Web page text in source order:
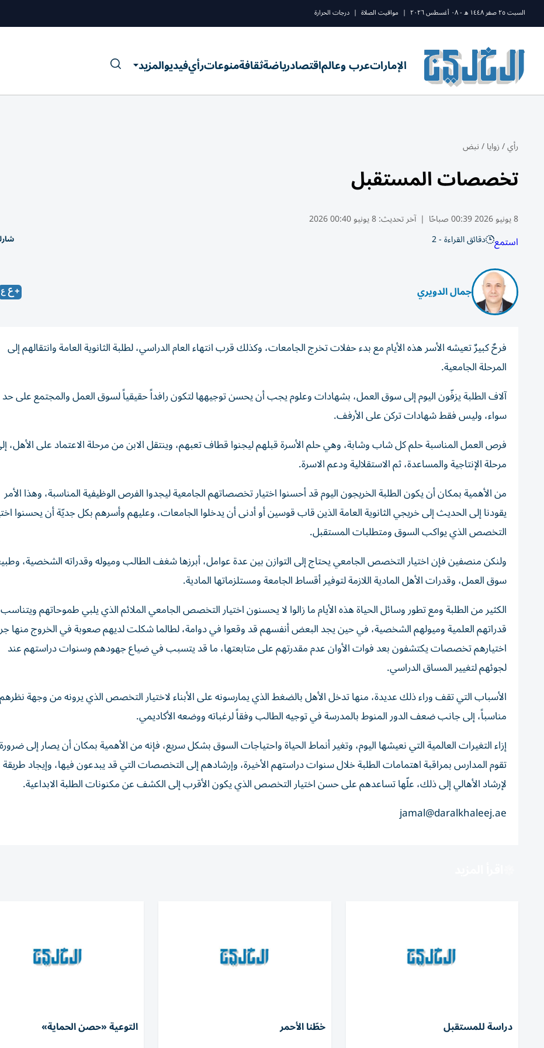
السبت ٢٥ صفر ١٤٤٨ ه - ٠٨ أغسطس ٢٠٢٦ | مواقيت الصلاة | درجات الحرارة
الإماراتعرب وعالماقتصادرياضةثقافةمنوعاترأيفيديوالمزيد
رأي/زوايا/نبض
تخصصات المستقبل
8 يونيو 2026 00:39 صباحًا | آخر تحديث:8 يونيو 00:40 2026
استمع دقائق القراءة - 2
جمال الدويري
فرحٌ كبيرٌ تعيشه الأسر هذه الأيام مع بدء حفلات تخرج الجامعات، وكذلك قرب انتهاء العام الدراسي، لطلبة الثانوية العامة وانتقالهم إلى
المرحلة الجامعية.
آلاف الطلبة يزفّون اليوم إلى سوق العمل، بشهادات وعلوم يجب أن يحسن توجيهها لتكون رافداً حقيقياً لسوق العمل والمجتمع على حد
سواء، وليس فقط شهادات تركن على الأرفف.
فرص العمل المناسبة حلم كل شاب وشابة، وهي حلم الأسرة قبلهم ليجنوا قطاف تعبهم، وينتقل الابن من مرحلة الاعتماد على الأهل،
مرحلة الإنتاجية والمساعدة، ثم الاستقلالية ودعم الاسرة.
من الأهمية بمكان أن يكون الطلبة الخريجون اليوم قد أحسنوا اختيار تخصصاتهم الجامعية ليجدوا الفرص الوظيفية المناسبة، وهذا الأمر
يقودنا إلى الحديث إلى خريجي الثانوية العامة الذين قاب قوسين أو أدنى أن يدخلوا الجامعات، وعليهم وأسرهم بكل جديّة أن يحسنوا
التخصص الذي يواكب السوق ومتطلبات المستقبل.
ولنكن منصفين فإن اختيار التخصص الجامعي يحتاج إلى التوازن بين عدة عوامل، أبرزها شغف الطالب وميوله وقدراته الشخصية،
سوق العمل، وقدرات الأهل المادية اللازمة لتوفير أقساط الجامعة ومستلزماتها المادية.
الكثير من الطلبة ومع تطور وسائل الحياة هذه الأيام ما زالوا لا يحسنون اختيار التخصص الجامعي الملائم الذي يلبي طموحاتهم
قدراتهم العلمية وميولهم الشخصية، في حين يجد البعض أنفسهم قد وقعوا في دوامة، لطالما شكلت لديهم صعوبة في الخروج منها
اختيارهم تخصصات يكتشفون بعد فوات الأوان عدم مقدرتهم على متابعتها، ما قد يتسبب في ضياع جهودهم وسنوات دراستهم عند
لجوئهم لتغيير المساق الدراسي.
الأسباب التي تقف وراء ذلك عديدة، منها تدخل الأهل بالضغط الذي يمارسونه على الأبناء لاختيار التخصص الذي يرونه من وجهة نظرهم
مناسباً، إلى جانب ضعف الدور المنوط بالمدرسة في توجيه الطالب وفقاً لرغباته ووضعه الأكاديمي.
إزاء التغيرات العالمية التي نعيشها اليوم، وتغير أنماط الحياة واحتياجات السوق بشكل سريع، فإنه من الأهمية بمكان أن يصار إلى
تقوم المدارس بمراقبة اهتمامات الطلبة خلال سنوات دراستهم الأخيرة، وإرشادهم إلى التخصصات التي قد يبدعون فيها، وإيجاد طريقة
لإرشاد الأهالي إلى ذلك، علّها تساعدهم على حسن اختيار التخصص الذي يكون الأقرب إلى الكشف عن مكنونات الطلبة الابداعية.
jamal@daralkhaleej.ae
دراسة للمستقبل خطّنا الأحمر التوعية «حصن الحماية»